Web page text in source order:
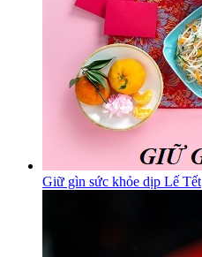
Giữ gìn sức khỏe dịp Lế Tết